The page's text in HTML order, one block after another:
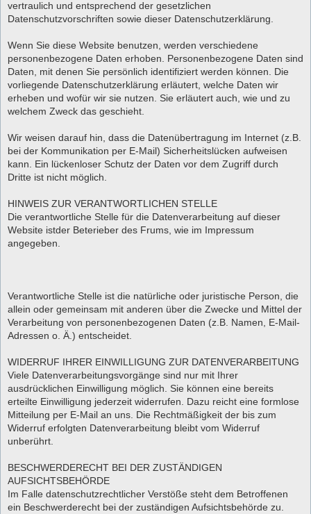
vertraulich und entsprechend der gesetzlichen
Datenschutzvorschriften sowie dieser Datenschutzerklärung.
Wenn Sie diese Website benutzen, werden verschiedene
personenbezogene Daten erhoben. Personenbezogene Daten sind
Daten, mit denen Sie persönlich identifiziert werden können. Die
vorliegende Datenschutzerklärung erläutert, welche Daten wir
erheben und wofür wir sie nutzen. Sie erläutert auch, wie und zu
welchem Zweck das geschieht.
Wir weisen darauf hin, dass die Datenübertragung im Internet (z.B.
bei der Kommunikation per E-Mail) Sicherheitslücken aufweisen
kann. Ein lückenloser Schutz der Daten vor dem Zugriff durch
Dritte ist nicht möglich.
HINWEIS ZUR VERANTWORTLICHEN STELLE
Die verantwortliche Stelle für die Datenverarbeitung auf dieser
Website istder Beterieber des Frums, wie im Impressum
angegeben.
Verantwortliche Stelle ist die natürliche oder juristische Person, die
allein oder gemeinsam mit anderen über die Zwecke und Mittel der
Verarbeitung von personenbezogenen Daten (z.B. Namen, E-Mail-
Adressen o. Ä.) entscheidet.
WIDERRUF IHRER EINWILLIGUNG ZUR DATENVERARBEITUNG
Viele Datenverarbeitungsvorgänge sind nur mit Ihrer
ausdrücklichen Einwilligung möglich. Sie können eine bereits
erteilte Einwilligung jederzeit widerrufen. Dazu reicht eine formlose
Mitteilung per E-Mail an uns. Die Rechtmäßigkeit der bis zum
Widerruf erfolgten Datenverarbeitung bleibt vom Widerruf
unberührt.
BESCHWERDERECHT BEI DER ZUSTÄNDIGEN
AUFSICHTSBEHÖRDE
Im Falle datenschutzrechtlicher Verstöße steht dem Betroffenen
ein Beschwerderecht bei der zuständigen Aufsichtsbehörde zu.